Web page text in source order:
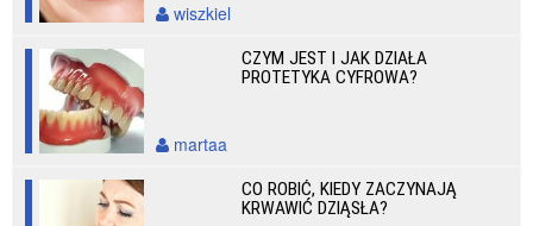
wiszkiel
CZYM JEST I JAK DZIAŁA
PROTETYKA CYFROWA?
martaa
CO ROBIĆ, KIEDY ZACZYNAJĄ
KRWAWIĆ DZIĄSŁA?